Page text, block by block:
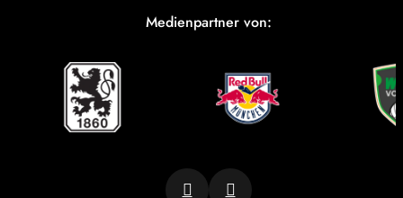
Medienpartner von: